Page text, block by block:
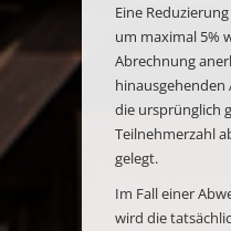
Eine
um maximal 5%
Abrechnung
hinausgehenden
die ursprünglich
Teilnehmerzahl
gelegt.
Im Fall einer
wird die